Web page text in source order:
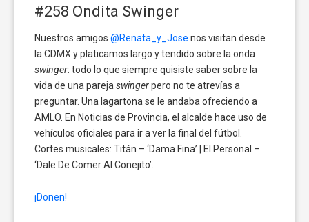
#258 Ondita Swinger
Nuestros amigos @Renata_y_Jose nos visitan desde
la CDMX y platicamos largo y tendido sobre la onda
swinger: todo lo que siempre quisiste saber sobre la
vida de una pareja swingerpero no te atrevías a
preguntar. Una lagartona se le andaba ofreciendo a
AMLO. En Noticias de Provincia, el alcalde hace uso de
vehículos oficiales para ir a ver la final del fútbol.
Cortes musicales: Titán – ‘Dama Fina’ | El Personal –
‘Dale De Comer Al Conejito’.
¡Donen!